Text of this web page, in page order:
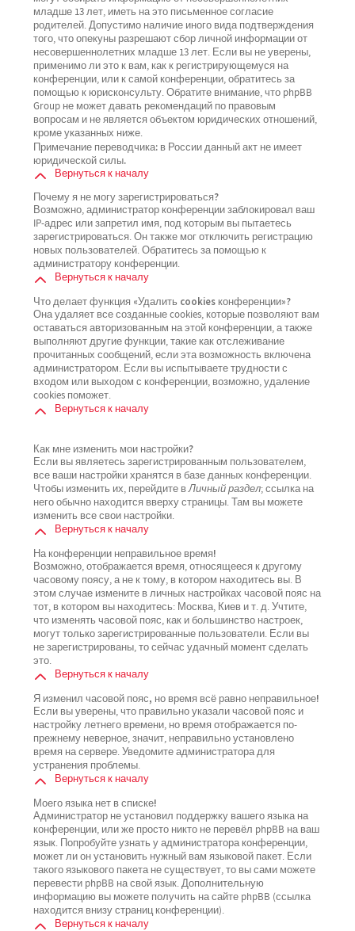
младше 13 лет, иметь на это письменное согласие
родителей. Допустимо наличие иного вида подтверждения
того, что опекуны разрешают сбор личной информации от
несовершеннолетних младше 13 лет. Если вы не уверены,
применимо ли это к вам, как к регистрирующемуся на
конференции, или к самой конференции, обратитесь за
помощью к юрисконсульту. Обратите внимание, что phpBB
Group не может давать рекомендаций по правовым
вопросам и не является объектом юридических отношений,
кроме указанных ниже.
Примечание переводчика: в России данный акт не имеет
юридической силы.
Вернуться к началу
Почему я не могу зарегистрироваться?
Возможно, администратор конференции заблокировал ваш
IP-адрес или запретил имя, под которым вы пытаетесь
зарегистрироваться. Он также мог отключить регистрацию
новых пользователей. Обратитесь за помощью к
администратору конференции.
Вернуться к началу
Что делает функция «Удалить cookies конференции»?
Она удаляет все созданные cookies, которые позволяют вам
оставаться авторизованным на этой конференции, а также
выполняют другие функции, такие как отслеживание
прочитанных сообщений, если эта возможность включена
администратором. Если вы испытываете трудности с
входом или выходом с конференции, возможно, удаление
cookies поможет.
Вернуться к началу
Как мне изменить мои настройки?
Если вы являетесь зарегистрированным пользователем,
все ваши настройки хранятся в базе данных конференции.
Чтобы изменить их, перейдите вЛичный раздел; ссылка на
него обычно находится вверху страницы. Там вы можете
изменить все свои настройки.
Вернуться к началу
На конференции неправильное время!
Возможно, отображается время, относящееся к другому
часовому поясу, а не к тому, в котором находитесь вы. В
этом случае измените в личных настройках часовой пояс на
тот, в котором вы находитесь: Москва, Киев и т. д. Учтите,
что изменять часовой пояс, как и большинство настроек,
могут только зарегистрированные пользователи. Если вы
не зарегистрированы, то сейчас удачный момент сделать
это.
Вернуться к началу
Я изменил часовой пояс, но время всё равно неправильное!
Если вы уверены, что правильно указали часовой пояс и
настройку летнего времени, но время отображается по-
прежнему неверное, значит, неправильно установлено
время на сервере. Уведомите администратора для
устранения проблемы.
Вернуться к началу
Моего языка нет в списке!
Администратор не установил поддержку вашего языка на
конференции, или же просто никто не перевёл phpBB на ваш
язык. Попробуйте узнать у администратора конференции,
может ли он установить нужный вам языковой пакет. Если
такого языкового пакета не существует, то вы сами можете
перевести phpBB на свой язык. Дополнительную
информацию вы можете получить на сайте phpBB (ссылка
находится внизу страниц конференции).
Вернуться к началу